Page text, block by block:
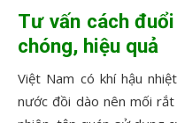
Tư vấn cách
chóng, hiệu quả
Việt Nam có khí hậu
nước đồi dào nên mối